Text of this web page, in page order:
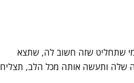
שתחליט שזה חשוב לה, שתצא
שלה ותעשה אותה מכל הלב, תצליח